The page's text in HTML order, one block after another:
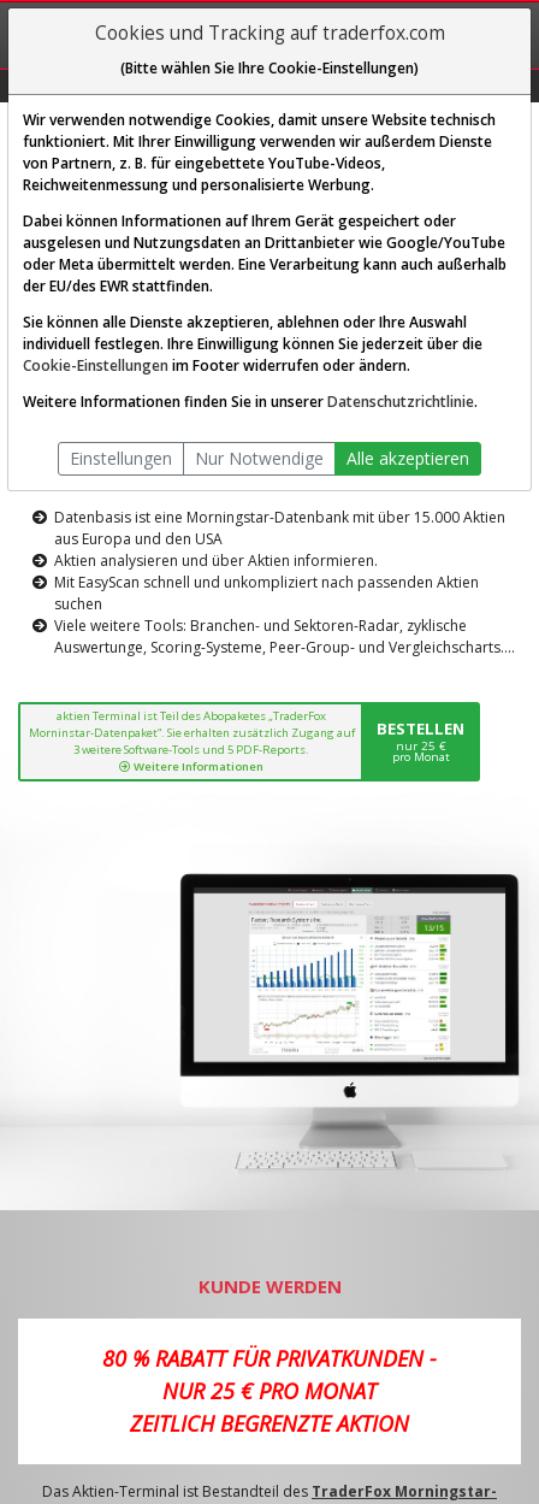
REGIS-
TRIEREN
Diese Funktion ist nur für
AKTIEN-TERMINAL
Die Aktienanalyse-Plattform von
TraderFox
Datenbasis ist eine Morningstar-Datenbank mit über 15.000 Aktien
aus Europa und den USA
Aktien analysieren und über Aktien informieren.
Mit EasyScan schnell und unkompliziert nach passenden Aktien
suchen
Viele weitere Tools: Branchen- und Sektoren-Radar, zyklische
Auswertunge, Scoring-Systeme, Peer-Group- und Vergleichscharts....
aktien Terminal ist Teil des Abopaketes „TraderFox
Morninstar-Datenpaket“. Sie erhalten zusätzlich Zugang auf
3 weitere Software-Tools und 5 PDF-Reports.
Weitere Informationen
BESTELLEN
nur 25 €
pro Monat
KUNDE WERDEN
80 % RABATT FÜR PRIVATKUNDEN -
NUR 25 € PRO MONAT
ZEITLICH BEGRENZTE AKTION
Das Aktien-Terminal ist Bestandteil des TraderFox Morningstar-
Cookies und Tracking auf traderfox.com
(Bitte wählen Sie Ihre Cookie-Einstellungen)
Wir verwenden notwendige Cookies, damit unsere Website technisch
funktioniert. Mit Ihrer Einwilligung verwenden wir außerdem Dienste
von Partnern, z. B. für eingebettete YouTube-Videos,
Reichweitenmessung und personalisierte Werbung.
Dabei können Informationen auf Ihrem Gerät gespeichert oder
ausgelesen und Nutzungsdaten an Drittanbieter wie Google/YouTube
oder Meta übermittelt werden. Eine Verarbeitung kann auch außerhalb
der EU/des EWR stattfinden.
Sie können alle Dienste akzeptieren, ablehnen oder Ihre Auswahl
individuell festlegen. Ihre Einwilligung können Sie jederzeit über die
Cookie-Einstellungen im Footer widerrufen oder ändern.
Weitere Informationen finden Sie in unsererDatenschutzrichtlinie.
Einstellungen Nur Notwendige Alle akzeptieren